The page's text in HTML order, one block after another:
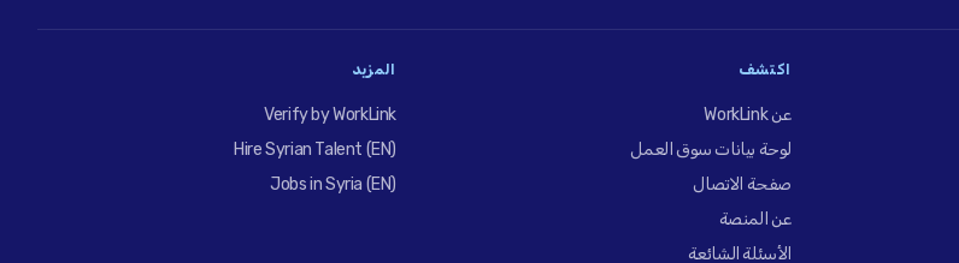
اكتشف
عن WorkLink
لوحة بيانات سوق العمل
صفحة الاتصال
عن المنصة
الأسئلة الشائعة
المزيد
Verify by WorkLink
Hire Syrian Talent (EN)
Jobs in Syria (EN)